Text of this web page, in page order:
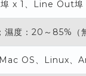
x 1、Line Out埠
度：20～85%（無
OS、Linux、